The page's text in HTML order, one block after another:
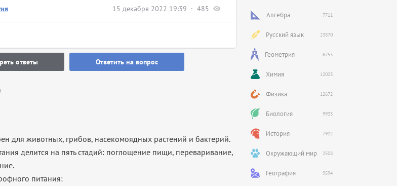
15 декабря 2022 19:39 485
ответы Ответить на вопрос
для животных, грибов, насекомоядных растений и бактерий.
делится на пять стадий: поглощение пищи, переваривание,
питания:
Алгебра 7711
Русский язык 23870
Геометрия 6755
Химия 12023
Физика 12672
Биология 9933
История 7922
Окружающий мир 2508
География 9594